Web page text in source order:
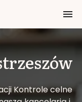
Kontrole celne